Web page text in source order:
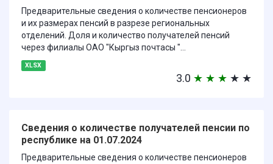
Предварительные сведения о количестве пенсионеров
и их размерах пенсий в разрезе региональных
отделений. Доля и количество получателей пенсий
через филиалы ОАО "Кыргыз почтасы "...
XLSX
3.0 ★ ★ ★ ★ ★
Сведения о количестве получателей пенсии по
республике на 01.07.2024
Предварительные сведения о количестве пенсионеров